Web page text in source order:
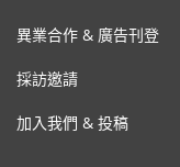
異業合作 & 廣告刊登
採訪邀請
加入我們 & 投稿